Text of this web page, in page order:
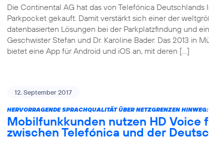
Die Continental AG hat das von Telefónica
Parkpocket gekauft. Damit verstärkt sich einer der
datenbasierten Lösungen bei der Parkplatzfindung und
Geschwister Stefan und Dr. Karoline Bader. Das 2013 in
bietet eine App für Android und iOS an, mit deren […]
12. September 2017
HERVORRAGENDE SPRACHQUALITÄT ÜBER NETZGRENZEN HINWEG:
Mobilfunkkunden nutzen HD Voice
zwischen Telefónica und der